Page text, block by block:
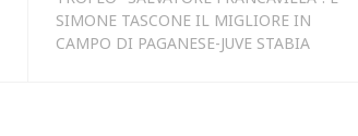
SIMONE TASCONE IL MIGLIORE IN
CAMPO DI PAGANESE-JUVE STABIA